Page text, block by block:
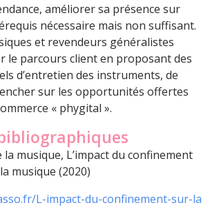
améliorer sa présence sur
nécessaire mais non suffisant.
et revendeurs généralistes
le parcours client en proposant des
d’entretien des instruments, de
sur les opportunités offertes
« phygital ».
musique, L’impact du confinement
musique (2020)
L-impact-du-confinement-sur-la